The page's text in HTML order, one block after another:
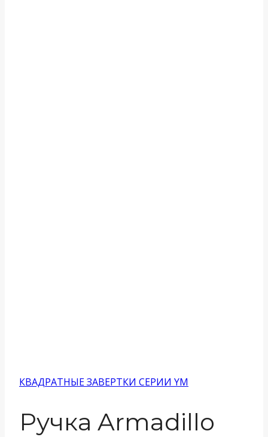
КВАДРАТНЫЕ ЗАВЕРТКИ СЕРИИ YM
Ручка Armadillo